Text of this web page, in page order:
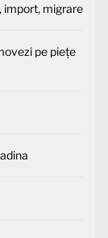
import, migrare
pe piețe